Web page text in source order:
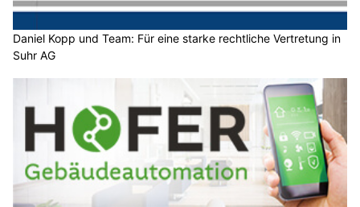
Daniel Kopp und Team: Für eine starke rechtliche Vertretung in
Suhr AG